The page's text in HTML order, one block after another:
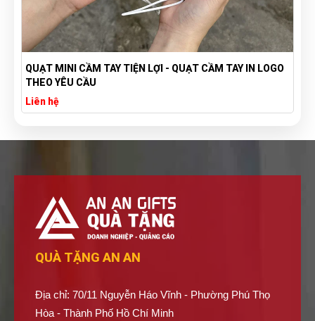
QUẠT MINI CẦM TAY TIỆN LỢI - QUẠT CẦM TAY IN LOGO
THEO YÊU CẦU
Liên hệ
QUÀ TẶNG AN AN
Địa chỉ: 70/11 Nguyễn Háo Vĩnh - Phường Phú Thọ
Hòa - Thành Phố Hồ Chí Minh